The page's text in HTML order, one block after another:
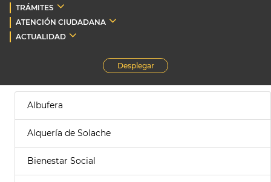
TRÁMITES
ATENCIÓN CIUDADANA
ACTUALIDAD
Desplegar
Albufera
Alquería de Solache
Bienestar Social